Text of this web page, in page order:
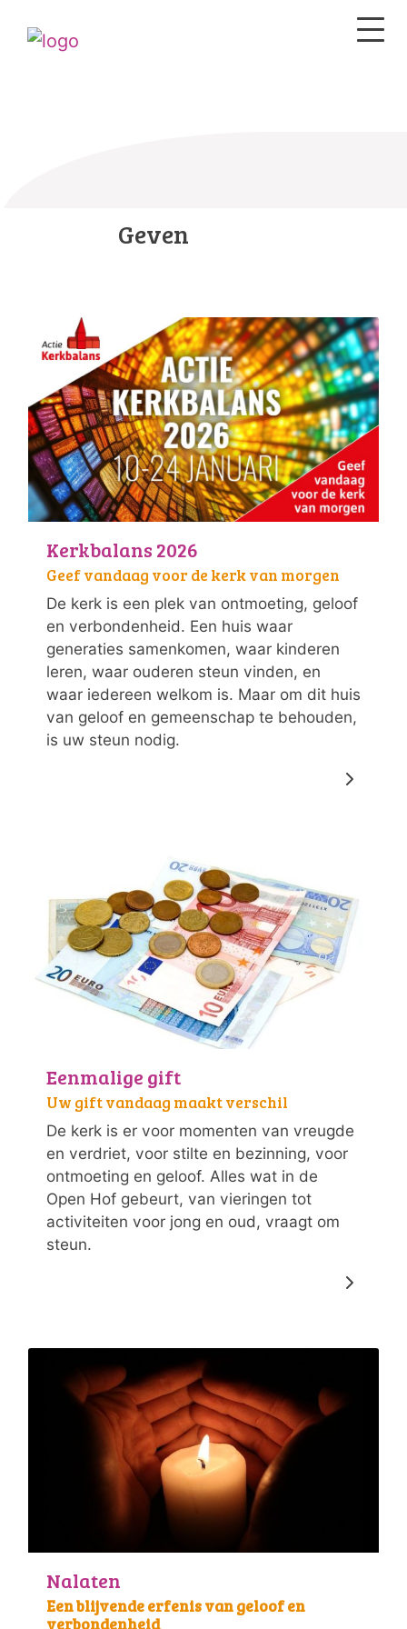
Geven
Kerkbalans 2026
Geef vandaag voor de kerk van morgen
De kerk is een plek van ontmoeting, geloof
en verbondenheid. Een huis waar
generaties samenkomen, waar kinderen
leren, waar ouderen steun vinden, en
waar iedereen welkom is. Maar om dit huis
van geloof en gemeenschap te behouden,
is uw steun nodig.
Eenmalige gift
Uw gift vandaag maakt verschil
De kerk is er voor momenten van vreugde
en verdriet, voor stilte en bezinning, voor
ontmoeting en geloof. Alles wat in de
Open Hof gebeurt, van vieringen tot
activiteiten voor jong en oud, vraagt om
steun.
Nalaten
Een blijvende erfenis van geloof en
verbondenheid